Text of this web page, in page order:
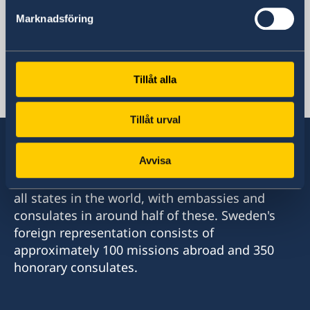
Marknadsföring
Tillåt alla
Tillåt urval
Avvisa
Sweden's embassy
Shqipëri, Tiranë
Sweden has diplomatic relations with almost
all states in the world, with embassies and
consulates in around half of these. Sweden's
foreign representation consists of
approximately 100 missions abroad and 350
honorary consulates.